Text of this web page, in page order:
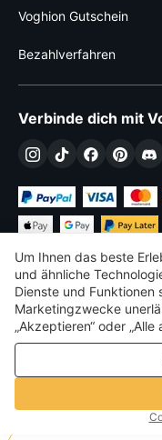
Voghion Gutschein
Bezahlverfahren
Verbinde dich mit
€
Um Ihnen das beste
und ähnliche
Dienste und Funktionen
Marketingzwecke
„Akzeptieren“ oder
Leistungs-, Analyse-
ablehnen möchten.
Datenschutz- und